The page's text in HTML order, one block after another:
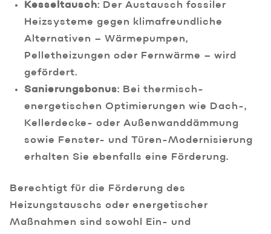
Kesseltausch: Der Austausch fossiler
Heizsysteme gegen klimafreundliche
Alternativen – Wärmepumpen,
Pelletheizungen oder Fernwärme – wird
gefördert.
Sanierungsbonus: Bei thermisch-
energetischen Optimierungen wie Dach-,
Kellerdecke- oder Außenwanddämmung
sowie Fenster- und Türen-Modernisierung
erhalten Sie ebenfalls eine Förderung.
Berechtigt für die Förderung des
Heizungstauschs oder energetischer
Maßnahmen sind sowohl Ein- und